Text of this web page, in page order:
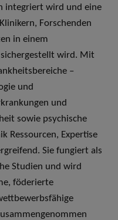
integriert wird und eine
Forschenden
in einem
wird. Mit
–
und
und
sowie psychische
Ressourcen, Expertise
Sie fungiert als
Studien und wird
föderierte